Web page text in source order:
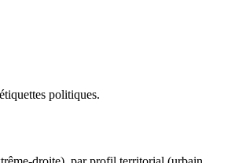
politiques.